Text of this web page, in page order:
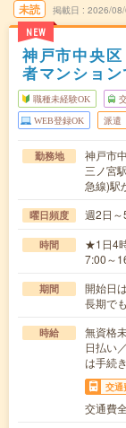
未読
NEW
掲載日 2026/
神戸市中央
者マンショ
職種未経験OK
WEB登録OK 派遣
勤務地
神戸市
三ノ宮
急線)駅
曜日頻度 週2日
時間
★1日4
7:00～
期間
開始日
長期で
時給
無資格
日払い
は手続
交通
交通費